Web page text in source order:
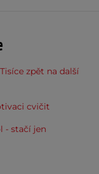
zpět na další
cvičit
- stačí jen